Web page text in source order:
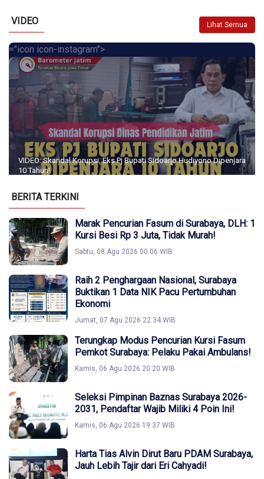
VIDEO Lihat Semua
="icon icon-instagram">
VIDEO: Skandal Korupsi, Eks Pj Bupati Sidoarjo Hudiyono Dipenjara
10 Tahun!
BERITA TERKINI
Marak Pencurian Fasum di Surabaya, DLH: 1
Kursi Besi Rp 3 Juta, Tidak Murah!
Sabtu, 08 Agu 2026 00:06 WIB
Raih 2 Penghargaan Nasional, Surabaya
Buktikan 1 Data NIK Pacu Pertumbuhan
Ekonomi
Jumat, 07 Agu 2026 22:34 WIB
Terungkap Modus Pencurian Kursi Fasum
Pemkot Surabaya: Pelaku Pakai Ambulans!
Kamis, 06 Agu 2026 20:20 WIB
Seleksi Pimpinan Baznas Surabaya 2026-
2031, Pendaftar Wajib Miliki 4 Poin Ini!
Kamis, 06 Agu 2026 19:37 WIB
Harta Tias Alvin Dirut Baru PDAM Surabaya,
Jauh Lebih Tajir dari Eri Cahyadi!